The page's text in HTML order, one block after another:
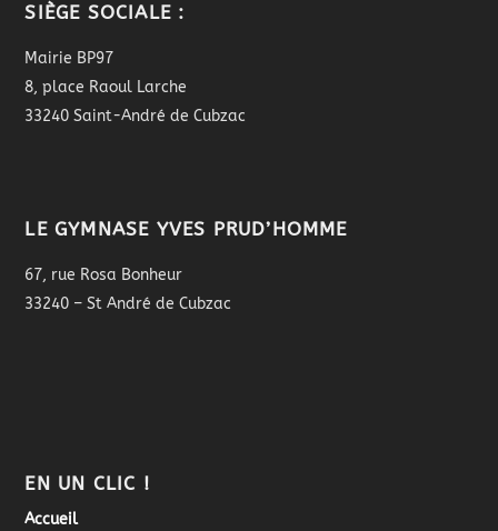
SIÈGE SOCIALE :
Mairie BP97
8, place Raoul Larche
33240 Saint-André de Cubzac
LE GYMNASE YVES PRUD’HOMME
67, rue Rosa Bonheur
33240 – St André de Cubzac
EN UN CLIC !
Accueil